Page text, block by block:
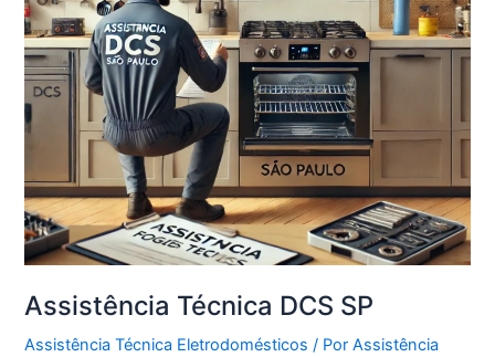
Assistência Técnica DCS SP
Assistência Técnica Eletrodomésticos / PorAssistência